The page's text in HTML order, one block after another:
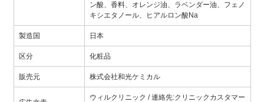
ン酸、香料、オレンジ油、ラベンダー油、フェノ
キシエタノール、ヒアルロン酸Na
製造国 日本
区分 化粧品
販売元 株式会社和光ケミカル
ウィルクリニック / 連絡先:クリニックカスタマー